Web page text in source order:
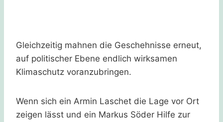
Gleichzeitig mahnen die Geschehnisse erneut,
auf politischer Ebene endlich wirksamen
Klimaschutz voranzubringen.
Wenn sich ein Armin Laschet die Lage vor Ort
zeigen lässt und ein Markus Söder Hilfe zur